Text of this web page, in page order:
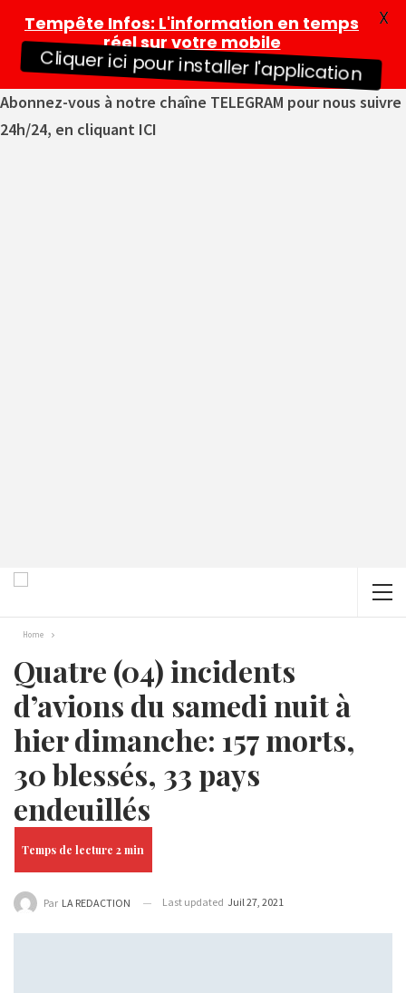
Abonnez-vous à notre chaîne TELEGRAM pour nous suivre
24h/24, en cliquant ICI
Home
Quatre (04) incidents
d’avions du samedi nuit à
hier dimanche: 157 morts,
30 blessés, 33 pays
endeuillés
Par LA REDACTION Last updated Juil 27, 2021
Tempête Infos: L'information en temps
réel sur votre mobile
Cliquer ici pour installer l'application
X